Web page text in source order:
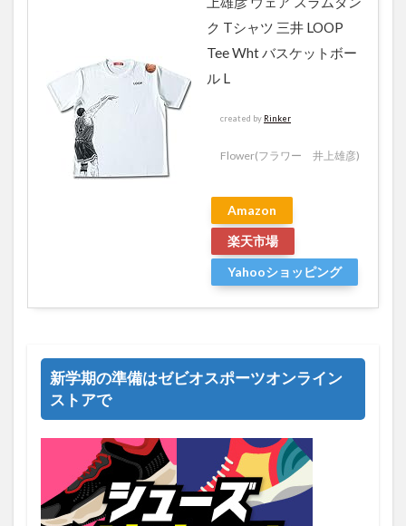
ク Tシャツ 三井 LOOP
Tee Wht バスケットボー
ル L
created by Rinker
Flower(フラワー 井上雄彦)
Amazon
楽天市場
Yahooショッピング
新学期の準備はゼビオスポーツオンライン
ストアで